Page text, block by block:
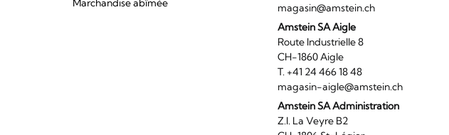
Marchandise abîmée
magasin@amstein.ch
Amstein SA Aigle
Route Industrielle 8
CH-1860 Aigle
T. +41 24 466 18 48
magasin-aigle@amstein.ch
Amstein SA Administration
Z.I. La Veyre B2